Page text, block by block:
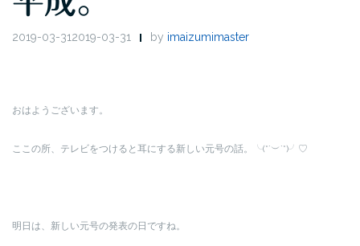
2019-03-312019-03-31 by imaizumimaster
おはようございます。
ここの所、テレビをつけると耳にする新しい元号の話。╰(*´︶`*)╯♡
明日は、新しい元号の発表の日ですね。